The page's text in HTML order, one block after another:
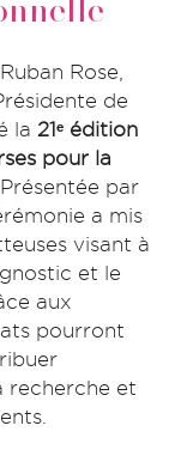
Rose,
de
la 21ᵉ édition
pour la
. Présentée par
a mis
visant à
et le
aux
pourront
recherche et